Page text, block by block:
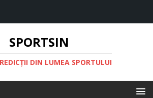
SPORTSIN
DIN LUMEA SPORTULUI